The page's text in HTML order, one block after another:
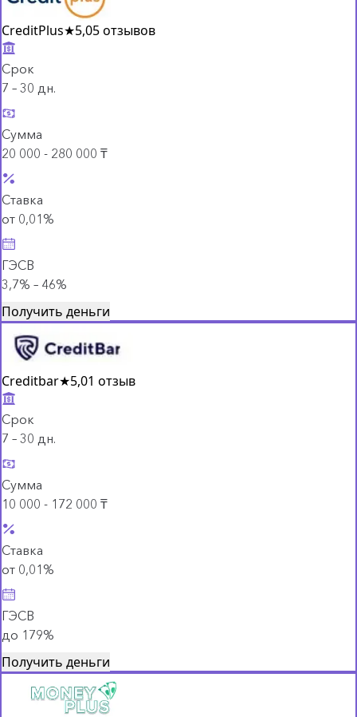
CreditPlus★5,05 отзывов
Срок
7 – 30 дн.
Сумма
20 000 - 280 000 ₸
Ставка
от 0,01%
ГЭСВ
3,7% – 46%
Получить деньги
Creditbar★5,01 отзыв
Срок
7 – 30 дн.
Сумма
10 000 - 172 000 ₸
Ставка
от 0,01%
ГЭСВ
до 179%
Получить деньги